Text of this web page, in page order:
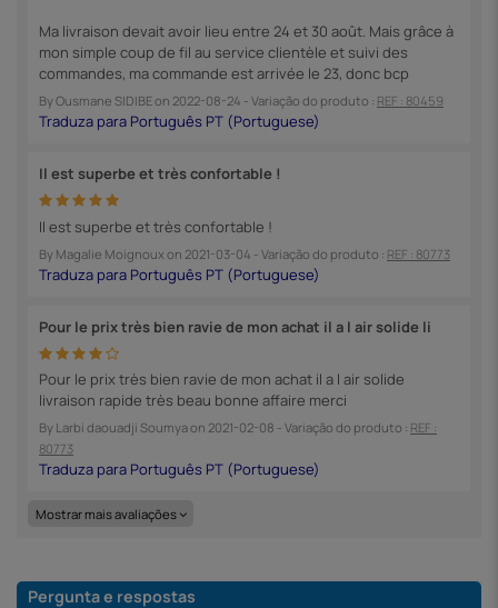
Ma livraison devait avoir lieu entre 24 et 30 août. Mais grâce à
mon simple coup de fil au service clientèle et suivi des
commandes, ma commande est arrivée le 23, donc bcp
ByOusmane SIDIBEon 2022-08-24 - Variação do produto : REF : 80459
Il est superbe et très confortable !
Il est superbe et très confortable !
By Magalie Moignoux on 2021-03-04 - Variação do produto : REF : 80773
Pour le prix très bien ravie de mon achat il a l air solide li
Pour le prix très bien ravie de mon achat il a l air solide
livraison rapide très beau bonne affaire merci
By Larbi daouadji Soumyaon 2021-02-08 - Variação do produto : REF :
80773
Mostrar mais avaliações
Pergunta e respostas